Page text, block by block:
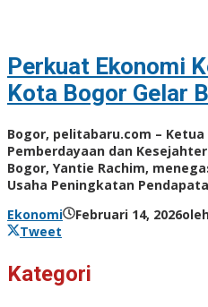
Perkuat Ekonomi
Kota Bogor Gelar
Bogor, pelitabaru.com –
Pemberdayaan dan
Bogor, Yantie Rachim,
Usaha Peningkatan
Ekonomi
Februari 14, 2026
Tweet
Kategori